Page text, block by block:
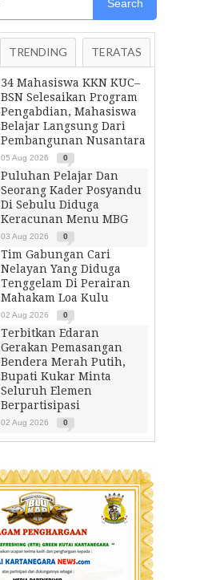
Search
TRENDING TERATAS
34 Mahasiswa KKN KUC–
BSN Selesaikan Program
Pengabdian, Mahasiswa
Belajar Langsung Dari
Pembangunan Nusantara
05 Aug 2026 0
Puluhan Pelajar Dan
Seorang Kader Posyandu
Di Sebulu Diduga
Keracunan Menu MBG
03 Aug 2026 0
Tim Gabungan Cari
Nelayan Yang Diduga
Tenggelam Di Perairan
Mahakam Loa Kulu
02 Aug 2026 0
Terbitkan Edaran
Gerakan Pemasangan
Bendera Merah Putih,
Bupati Kukar Minta
Seluruh Elemen
Berpartisipasi
02 Aug 2026 0